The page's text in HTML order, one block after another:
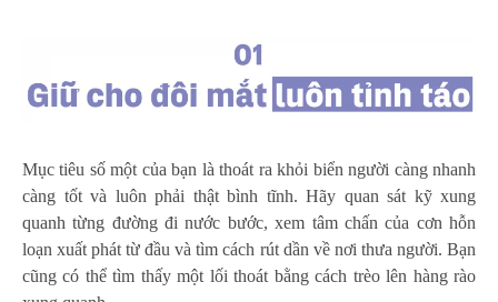
Mục tiêu số một của bạn là thoát ra khỏi biển người càng nhanh
càng tốt và luôn phải thật bình tĩnh. Hãy quan sát kỹ xung
quanh từng đường đi nước bước, xem tâm chấn của cơn hỗn
loạn xuất phát từ đầu và tìm cách rút dần về nơi thưa người. Bạn
cũng có thể tìm thấy một lối thoát bằng cách trèo lên hàng rào